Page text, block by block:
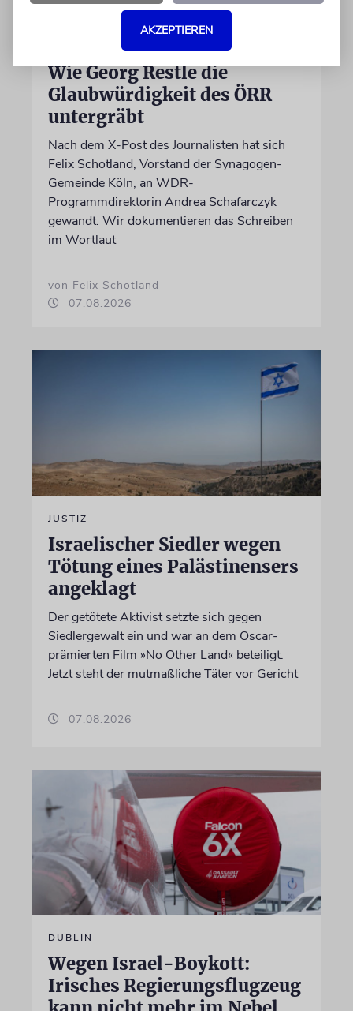
Wie Georg Restle die
Glaubwürdigkeit des ÖRR
untergräbt
Nach dem X-Post des Journalisten hat sich
Felix Schotland, Vorstand der Synagogen-
Gemeinde Köln, an WDR-
Programmdirektorin Andrea Schafarczyk
gewandt. Wir dokumentieren das Schreiben
im Wortlaut
von Felix Schotland
07.08.2026
JUSTIZ
Israelischer Siedler wegen
Tötung eines Palästinensers
angeklagt
Der getötete Aktivist setzte sich gegen
Siedlergewalt ein und war an dem Oscar-
prämierten Film »No Other Land« beteiligt.
Jetzt steht der mutmaßliche Täter vor Gericht
07.08.2026
DUBLIN
Wegen Israel-Boykott:
Irisches Regierungsflugzeug
AKZEPTIEREN